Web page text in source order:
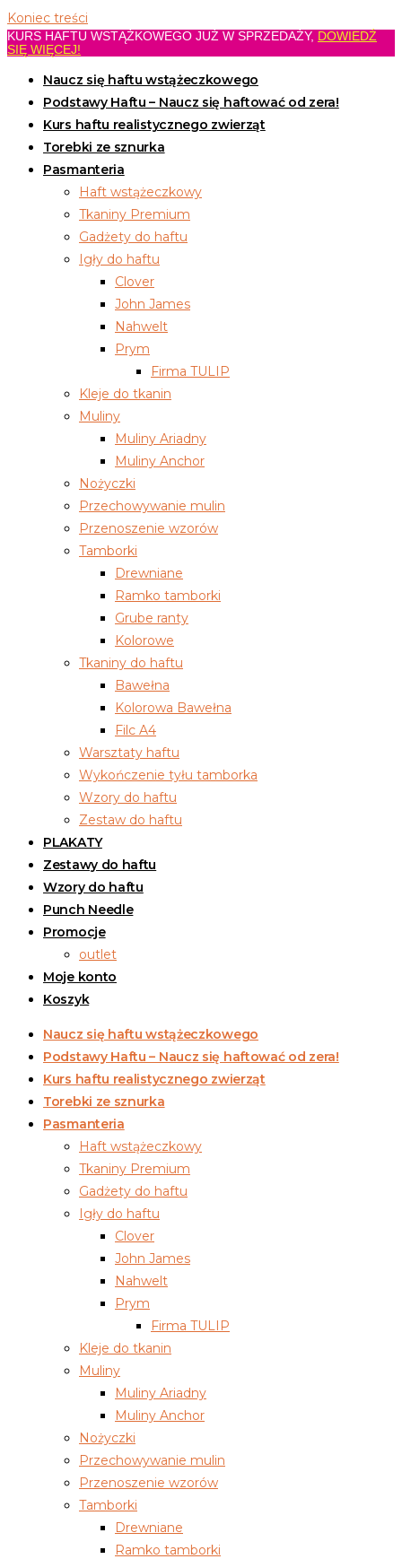
Koniec treści
KURS HAFTU WSTĄŻKOWEGO JUŻ W SPRZEDAŻY, DOWIEDŹ
SIĘ WIĘCEJ!
Naucz się haftu wstążeczkowego
Podstawy Haftu – Naucz się haftować od zera!
Kurs haftu realistycznego zwierząt
Torebki ze sznurka
Pasmanteria
Haft wstążeczkowy
Tkaniny Premium
Gadżety do haftu
Igły do haftu
Clover
John James
Nahwelt
Prym
Firma TULIP
Kleje do tkanin
Muliny
Muliny Ariadny
Muliny Anchor
Nożyczki
Przechowywanie mulin
Przenoszenie wzorów
Tamborki
Drewniane
Ramko tamborki
Grube ranty
Kolorowe
Tkaniny do haftu
Bawełna
Kolorowa Bawełna
Filc A4
Warsztaty haftu
Wykończenie tyłu tamborka
Wzory do haftu
Zestaw do haftu
PLAKATY
Zestawy do haftu
Wzory do haftu
Punch Needle
Promocje
outlet
Moje konto
Koszyk
Naucz się haftu wstążeczkowego
Podstawy Haftu – Naucz się haftować od zera!
Kurs haftu realistycznego zwierząt
Torebki ze sznurka
Pasmanteria
Haft wstążeczkowy
Tkaniny Premium
Gadżety do haftu
Igły do haftu
Clover
John James
Nahwelt
Prym
Firma TULIP
Kleje do tkanin
Muliny
Muliny Ariadny
Muliny Anchor
Nożyczki
Przechowywanie mulin
Przenoszenie wzorów
Tamborki
Drewniane
Ramko tamborki